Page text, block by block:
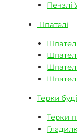
Пензлі
Шпателі
Терки
Терки